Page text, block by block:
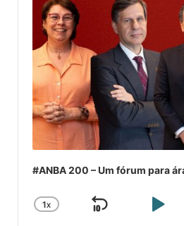
#ANBA 200 – Um fórum para
CHANGE
1X
SKIP